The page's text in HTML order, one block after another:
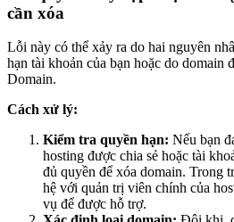
cần xóa
Lỗi này có thể xảy ra do hai nguyên
hạn tài khoản của bạn hoặc do domain
Domain.
Cách xử lý:
Kiểm tra quyền hạn: Nếu bạn
hosting được chia sẻ hoặc tài
đủ quyền để xóa domain. Trong
hệ với quản trị viên chính của
vụ để được hỗ trợ.